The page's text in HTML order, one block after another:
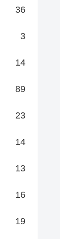
36
3
14
89
23
14
13
16
19